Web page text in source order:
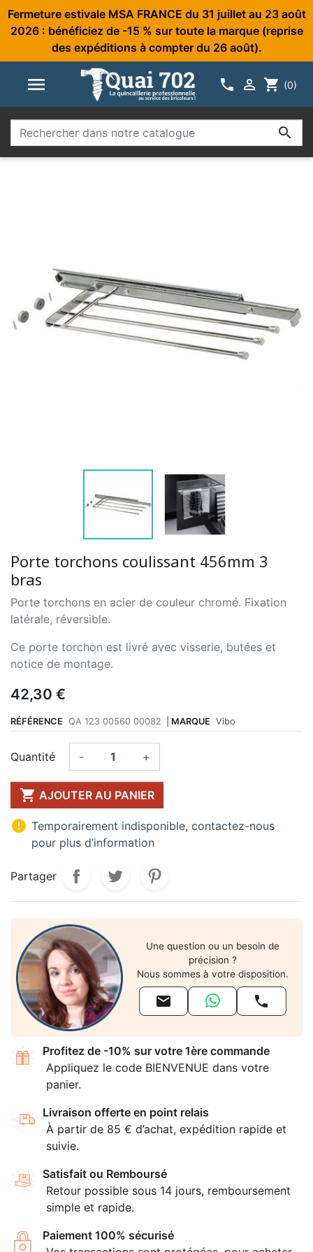
Fermeture estivale MSA FRANCE du 31 juillet au 23 août
2026 : bénéficiez de -15 % sur toute la marque (reprise
des expéditions à compter du 26 août).
   shopping_cart (0)

Porte torchons coulissant 456mm 3
bras
Porte torchons en acier de couleur chromé. Fixation
latérale, réversible.
Ce porte torchon est livré avec visserie, butées et
notice de montage.
42,30 €
RÉFÉRENCE QA 123 00560 00082 MARQUE Vibo
Quantité - +
 AJOUTER AU PANIER
 Temporairement indisponible, contactez-nous
pour plus d’information
Partager
Une question ou un besoin de
précision ?
Nous sommes à votre disposition.
 
Profitez de -10% sur votre 1ère commande
Appliquez le code BIENVENUE dans votre
panier.
Livraison offerte en point relais
À partir de 85 € d’achat, expédition rapide et
suivie.
Satisfait ou Remboursé
Retour possible sous 14 jours, remboursement
simple et rapide.
Paiement 100% sécurisé